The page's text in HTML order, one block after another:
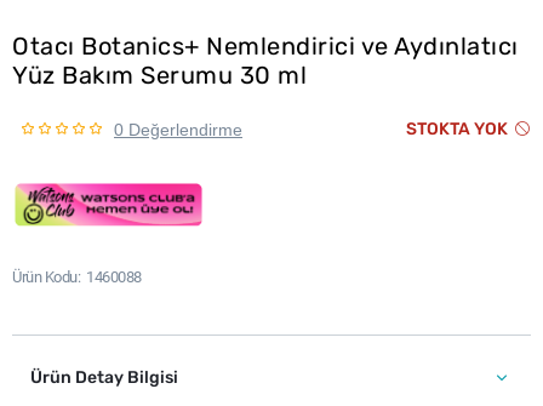
Otacı Botanics+ Nemlendirici ve Aydınlatıcı
Yüz Bakım Serumu 30 ml
0 Değerlendirme STOKTA YOK
Ürün Kodu 1460088
Ürün Detay Bilgisi